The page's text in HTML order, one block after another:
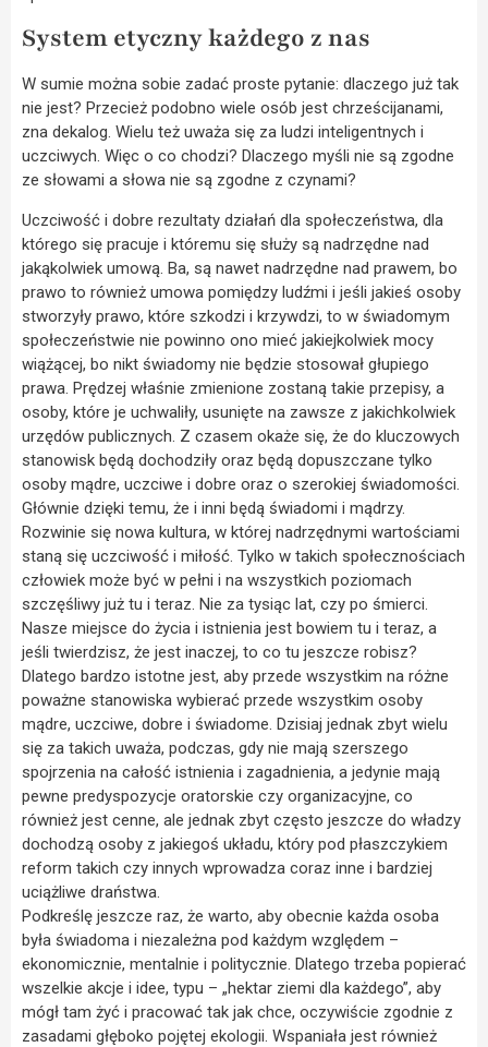
System etyczny każdego z nas
W sumie można sobie zadać proste pytanie: dlaczego już tak
nie jest? Przecież podobno wiele osób jest chrześcijanami,
zna dekalog. Wielu też uważa się za ludzi inteligentnych i
uczciwych. Więc o co chodzi? Dlaczego myśli nie są zgodne
ze słowami a słowa nie są zgodne z czynami?
Uczciwość i dobre rezultaty działań dla społeczeństwa, dla
którego się pracuje i któremu się służy są nadrzędne nad
jakąkolwiek umową. Ba, są nawet nadrzędne nad prawem, bo
prawo to również umowa pomiędzy ludźmi i jeśli jakieś osoby
stworzyły prawo, które szkodzi i krzywdzi, to w świadomym
społeczeństwie nie powinno ono mieć jakiejkolwiek mocy
wiążącej, bo nikt świadomy nie będzie stosował głupiego
prawa. Prędzej właśnie zmienione zostaną takie przepisy, a
osoby, które je uchwaliły, usunięte na zawsze z jakichkolwiek
urzędów publicznych. Z czasem okaże się, że do kluczowych
stanowisk będą dochodziły oraz będą dopuszczane tylko
osoby mądre, uczciwe i dobre oraz o szerokiej świadomości.
Głównie dzięki temu, że i inni będą świadomi i mądrzy.
Rozwinie się nowa kultura, w której nadrzędnymi wartościami
staną się uczciwość i miłość. Tylko w takich społecznościach
człowiek może być w pełni i na wszystkich poziomach
szczęśliwy już tu i teraz. Nie za tysiąc lat, czy po śmierci.
Nasze miejsce do życia i istnienia jest bowiem tu i teraz, a
jeśli twierdzisz, że jest inaczej, to co tu jeszcze robisz?
Dlatego bardzo istotne jest, aby przede wszystkim na różne
poważne stanowiska wybierać przede wszystkim osoby
mądre, uczciwe, dobre i świadome. Dzisiaj jednak zbyt wielu
się za takich uważa, podczas, gdy nie mają szerszego
spojrzenia na całość istnienia i zagadnienia, a jedynie mają
pewne predyspozycje oratorskie czy organizacyjne, co
również jest cenne, ale jednak zbyt często jeszcze do władzy
dochodzą osoby z jakiegoś układu, który pod płaszczykiem
reform takich czy innych wprowadza coraz inne i bardziej
uciążliwe draństwa.
Podkreślę jeszcze raz, że warto, aby obecnie każda osoba
była świadoma i niezależna pod każdym względem –
ekonomicznie, mentalnie i politycznie. Dlatego trzeba popierać
wszelkie akcje i idee, typu – „hektar ziemi dla każdego”, aby
mógł tam żyć i pracować tak jak chce, oczywiście zgodnie z
zasadami głęboko pojętej ekologii. Wspaniała jest również